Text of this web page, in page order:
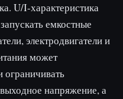
U/I-характеристика
емкостные
электродвигатели и
может
ограничивать
напряжение, а